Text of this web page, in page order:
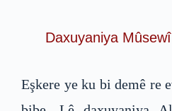
Daxuyaniya
Eşkere ye ku bi demê re